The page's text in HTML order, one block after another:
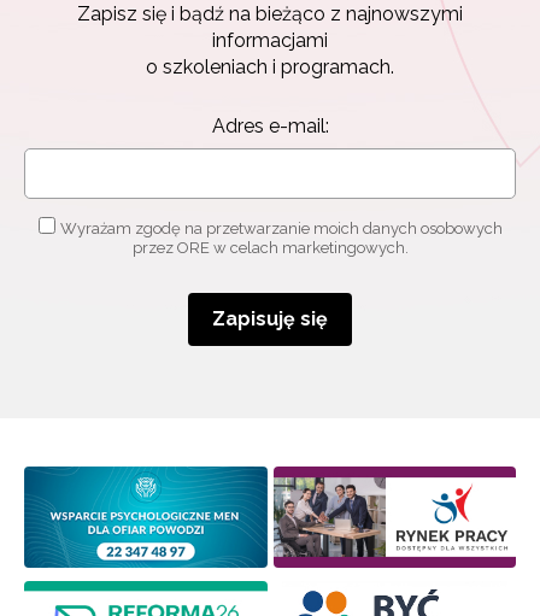
Zapisz się i bądź na bieżąco z najnowszymi
informacjami
o szkoleniach i programach.
Adres e-mail:
Wyrażam zgodę na przetwarzanie moich danych osobowych
przez ORE w celach marketingowych.
Zapisuję się
Newsletter ORE
o szkoleniach i programach.
Wyrażam zgodę na przetwarzanie moich danych
osobowych przez ORE w celach marketingowych.